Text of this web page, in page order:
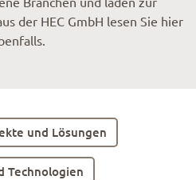
der HEC GmbH lesen Sie hier
und Lösungen
Technologien